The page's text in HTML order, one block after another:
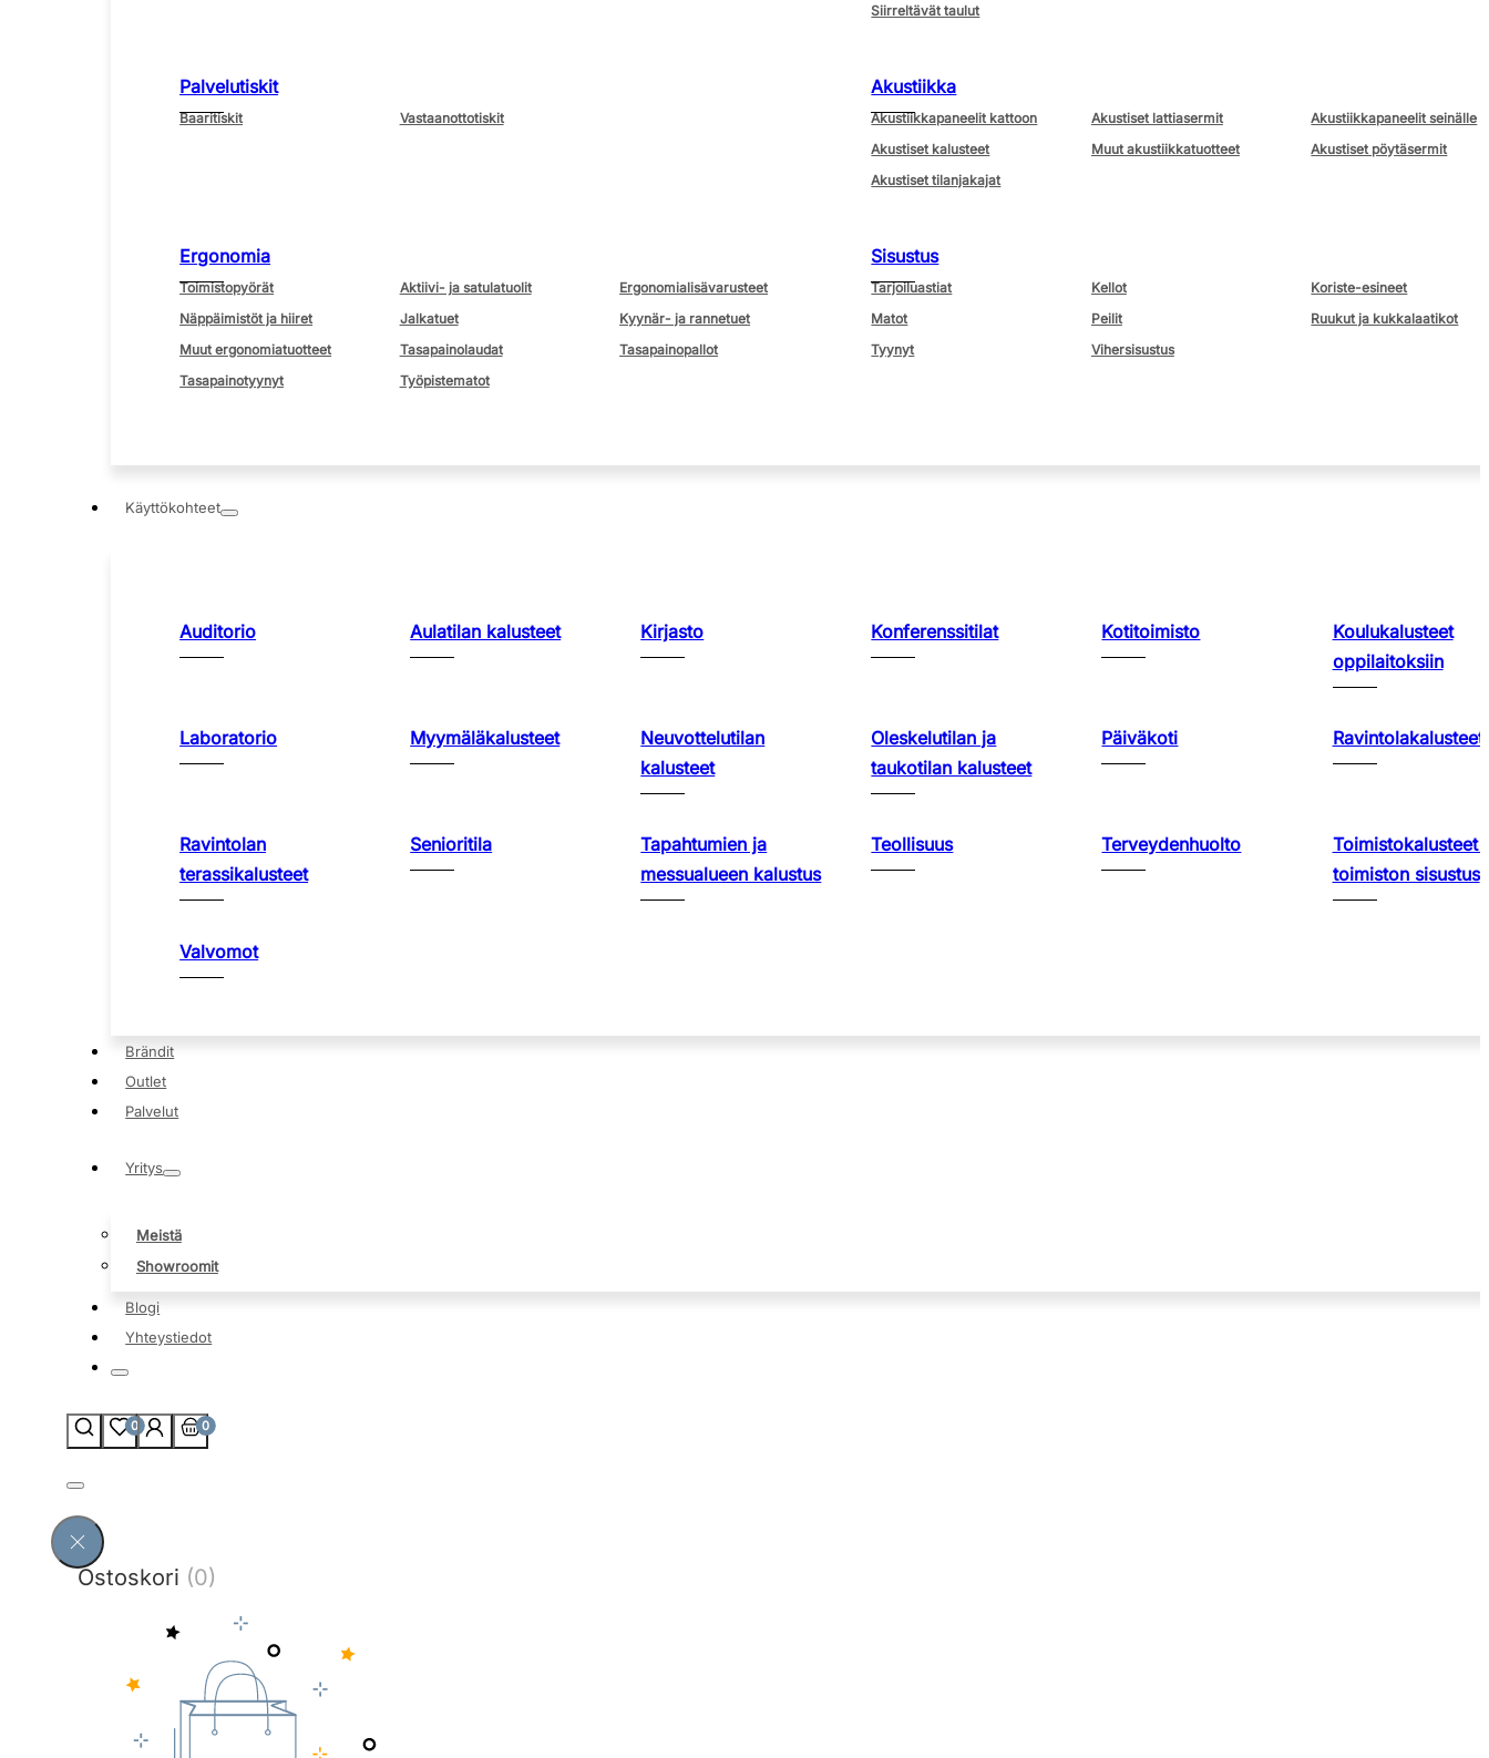
Siirreltävät taulut
Palvelutiskit
Baaritiskit Vastaanottotiskit
Akustiikka
Akustiikkapaneelit kattoon Akustiset lattiasermit
Akustiikkapaneelit seinälle
Akustiset kalusteet
Muut akustiikkatuotteet
Akustiset pöytäsermit
Akustiset tilanjakajat
Ergonomia
Toimistopyörät Aktiivi- ja satulatuolit
Ergonomialisävarusteet
Näppäimistöt ja hiiret
Jalkatuet
Kyynär- ja rannetuet
Muut ergonomiatuotteet
Tasapainolaudat
Tasapainopallot
Tasapainotyynyt
Työpistematot
Sisustus
Tarjoiluastiat Kellot
Koriste-esineet
Matot
Peilit
Ruukut ja kukkalaatikot
Tyynyt
Vihersisustus
Käyttökohteet
Auditorio Aulatilan kalusteet Kirjasto Konferenssitilat Kotitoimisto
Koulukalusteet
oppilaitoksiin
Laboratorio Myymäläkalusteet
Neuvottelutilan
kalusteet
Oleskelutilan ja
taukotilan kalusteet
Päiväkoti Ravintolakalusteet
Ravintolan
terassikalusteet
Senioritila
Tapahtumien ja
messualueen kalustus
Teollisuus Terveydenhuolto
Toimistokalusteet
toimiston sisustus
Valvomot
Brändit
Outlet
Palvelut
Yritys
Meistä
Showroomit
Blogi
Yhteystiedot
0 0
Ostoskori (0)